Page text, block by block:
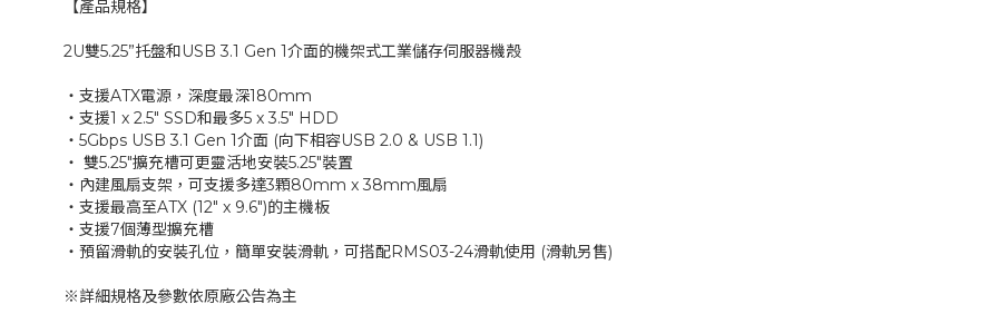
【產品規格】
2U雙5.25”托盤和USB 3.1 Gen 1介面的機架式工業儲存伺服器機殼
‧支援ATX電源，深度最深180mm
‧支援1 x 2.5" SSD和最多5 x 3.5" HDD
‧5Gbps USB 3.1 Gen 1介面 (向下相容USB 2.0 & USB 1.1)
‧ 雙5.25"擴充槽可更靈活地安裝5.25"裝置
‧內建風扇支架，可支援多達3顆80mm x 38mm風扇
‧支援最高至ATX (12" x 9.6")的主機板
‧支援7個薄型擴充槽
‧預留滑軌的安裝孔位，簡單安裝滑軌，可搭配RMS03-24滑軌使用 (滑軌另售)
※詳細規格及參數依原廠公告為主